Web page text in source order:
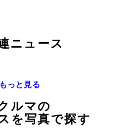
ニュース
っと見る
ルマの
を写真で探す